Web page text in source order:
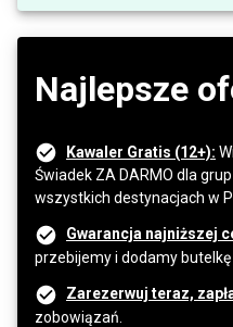
Najlepsze
Kawaler Gratis (12+):
Świadek ZA DARMO dla
wszystkich destynacjach w
Gwarancja najniższej
przebijemy i dodamy butelkę
Zarezerwuj teraz,
zobowiązań.